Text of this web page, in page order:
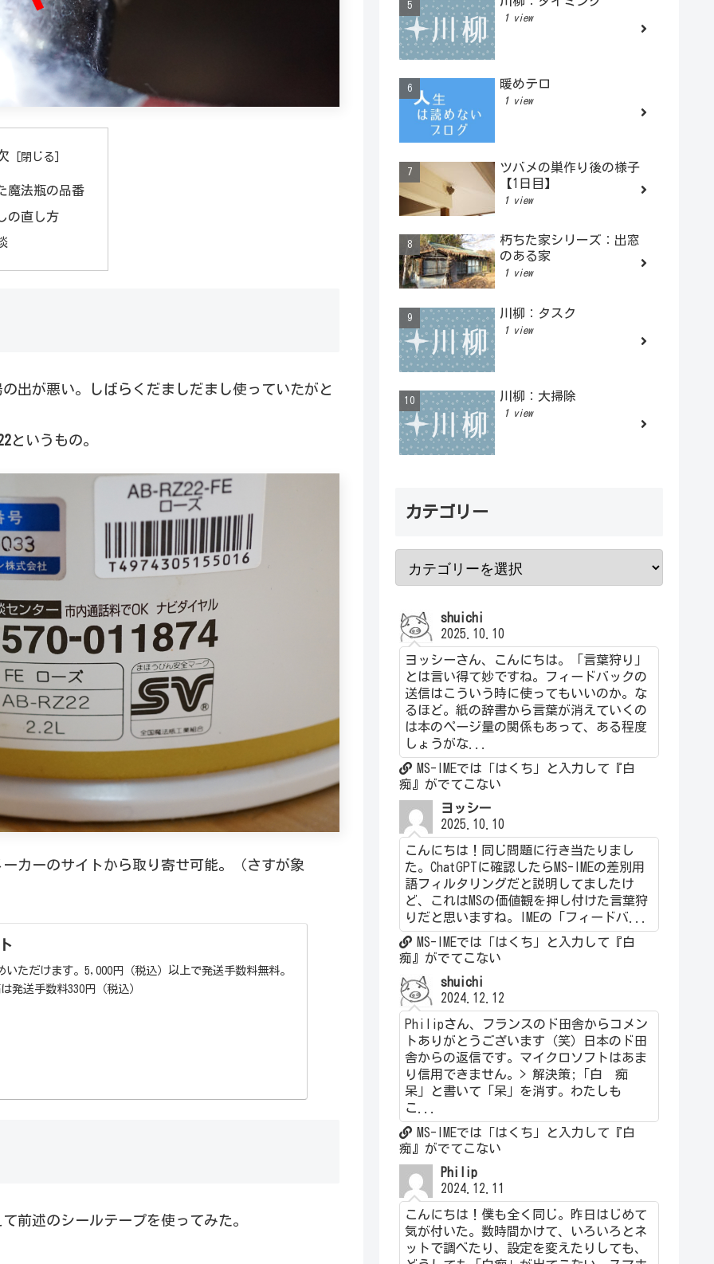
魔法瓶の品番
の直し方
出が悪い。しばらくだましだまし使っていたがと
というもの。
カーのサイトから取り寄せ可能。（さすが象
ただけます。5,000円（税込）以上で発送手数料無料。
発送手数料330円（税込）
前述のシールテープを使ってみた。
1 view
暖めテロ
1 view
ツバメの巣作り後の様子
【1日目】
1 view
朽ちた家シリーズ：出窓
のある家
1 view
川柳：タスク
1 view
川柳：大掃除
1 view
カテゴリー
shuichi
2025.10.10
ヨッシーさん、こんにちは。「言葉狩り」
とは言い得て妙ですね。フィードバックの
送信はこういう時に使ってもいいのか。な
るほど。紙の辞書から言葉が消えていくの
は本のページ量の関係もあって、ある程度
しょうがな...
MS-IMEでは「はくち」と入力して『白
痴』がでてこない
ヨッシー
2025.10.10
こんにちは！同じ問題に行き当たりまし
た。ChatGPTに確認したらMS-IMEの差別用
語フィルタリングだと説明してましたけ
ど、これはMSの価値観を押し付けた言葉狩
りだと思いますね。IMEの「フィードバ...
MS-IMEでは「はくち」と入力して『白
痴』がでてこない
shuichi
2024.12.12
Philipさん、フランスのド田舎からコメン
トありがとうございます（笑）日本のド田
舎からの返信です。マイクロソフトはあま
り信用できません。> 解決策;「白 痴
呆」と書いて「呆」を消す。わたしも
こ...
MS-IMEでは「はくち」と入力して『白
痴』がでてこない
Philip
2024.12.11
こんにちは！僕も全く同じ。昨日はじめて
気が付いた。数時間かけて、いろいろとネ
ットで調べたり、設定を変えたりしても、